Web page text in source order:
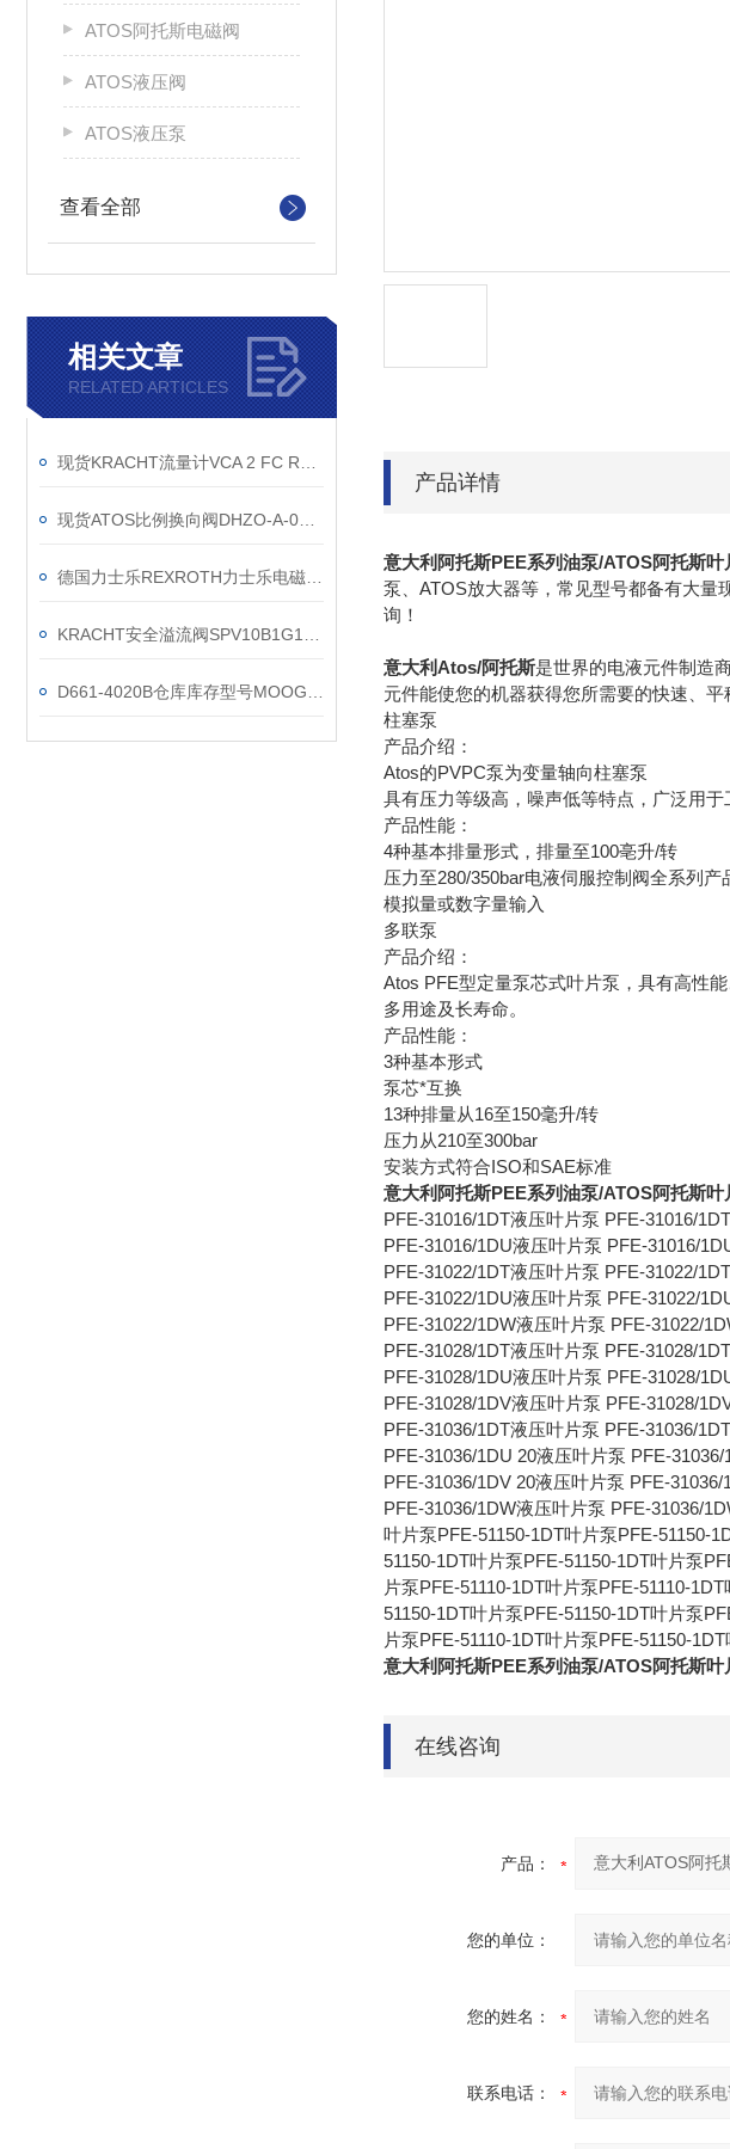
ATOS阿托斯电磁阀
ATOS液压阀
ATOS液压泵
查看全部
相关文章
RELATED ARTICLES
产品详情
意大利阿托斯PEE系列油泵/ATOS阿托斯叶
泵、ATOS放大器等，常见型号都备有大量
询！
意大利Atos/阿托斯是世界的电液元件制造
元件能使您的机器获得您所需要的快速、平
柱塞泵
产品介绍：
Atos的PVPC泵为变量轴向柱塞泵
具有压力等级高，噪声低等特点，广泛用于
产品性能：
4种基本排量形式，排量至100亳升/转
压力至280/350bar电液伺服控制阀全系列产
模拟量或数字量输入
多联泵
产品介绍：
Atos PFE型定量泵芯式叶片泵，具有高性能
多用途及长寿命。
产品性能：
3种基本形式
泵芯*互换
13种排量从16至150毫升/转
压力从210至300bar
安装方式符合ISO和SAE标准
意大利阿托斯PEE系列油泵/ATOS阿托斯叶
PFE-31016/1DT液压叶片泵 PFE-31016/
PFE-31016/1DU液压叶片泵 PFE-31016/
PFE-31022/1DT液压叶片泵 PFE-31022/
PFE-31022/1DU液压叶片泵 PFE-31022/
PFE-31022/1DW液压叶片泵 PFE-31022/
PFE-31028/1DT液压叶片泵 PFE-31028/
PFE-31028/1DU液压叶片泵 PFE-31028/
PFE-31028/1DV液压叶片泵 PFE-31028/
PFE-31036/1DT液压叶片泵 PFE-31036/
PFE-31036/1DU 20液压叶片泵 PFE-
PFE-31036/1DV 20液压叶片泵 PFE-
PFE-31036/1DW液压叶片泵 PFE-31036/
叶片泵PFE-51150-1DT叶片泵PFE-51150-
51150-1DT叶片泵PFE-51150-1DT叶片泵
片泵PFE-51110-1DT叶片泵PFE-51110-
51150-1DT叶片泵PFE-51150-1DT叶片泵
片泵PFE-51110-1DT叶片泵PFE-51150-
意大利阿托斯PEE系列油泵/ATOS阿托斯叶
在线咨询
产品：
您的单位：
您的姓名：
联系电话：